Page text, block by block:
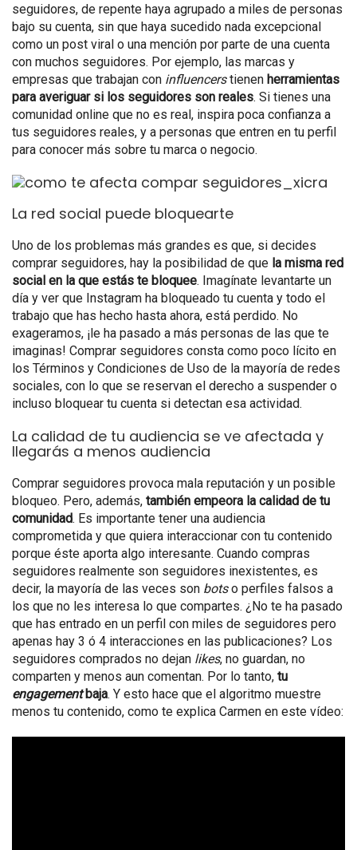
seguidores, de repente haya agrupado a miles de personas
bajo su cuenta, sin que haya sucedido nada excepcional
como un post viral o una mención por parte de una cuenta
con muchos seguidores. Por ejemplo, las marcas y
empresas que trabajan con influencerstienen herramientas
para averiguar si los seguidores son reales. Si tienes una
comunidad online que no es real, inspira poca confianza a
tus seguidores reales, y a personas que entren en tu perfil
para conocer más sobre tu marca o negocio.
La red social puede bloquearte
Uno de los problemas más grandes es que, si decides
comprar seguidores, hay la posibilidad de que la misma red
social en la que estás te bloquee. Imagínate levantarte un
día y ver que Instagram ha bloqueado tu cuenta y todo el
trabajo que has hecho hasta ahora, está perdido. No
exageramos, ¡le ha pasado a más personas de las que te
imaginas! Comprar seguidores consta como poco lícito en
los Términos y Condiciones de Uso de la mayoría de redes
sociales, con lo que se reservan el derecho a suspender o
incluso bloquear tu cuenta si detectan esa actividad.
La calidad de tu audiencia se ve afectada y
llegarás a menos audiencia
Comprar seguidores provoca mala reputación y un posible
bloqueo. Pero, además, también empeora la calidad de tu
comunidad. Es importante tener una audiencia
comprometida y que quiera interaccionar con tu contenido
porque éste aporta algo interesante. Cuando compras
seguidores realmente son seguidores inexistentes, es
decir, la mayoría de las veces son botso perfiles falsos a
los que no les interesa lo que compartes. ¿No te ha pasado
que has entrado en un perfil con miles de seguidores pero
apenas hay 3 ó 4 interacciones en las publicaciones? Los
seguidores comprados no dejan likes, no guardan, no
comparten y menos aun comentan. Por lo tanto, tu
engagementbaja. Y esto hace que el algoritmo muestre
menos tu contenido, como te explica Carmen en este vídeo: